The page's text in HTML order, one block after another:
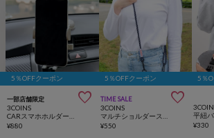
5％OFFクーポン
一部店舗限定 
3COINS
¥880
5％OFFクーポン
TIME SALE 
3COINS
¥550
5％
¥330